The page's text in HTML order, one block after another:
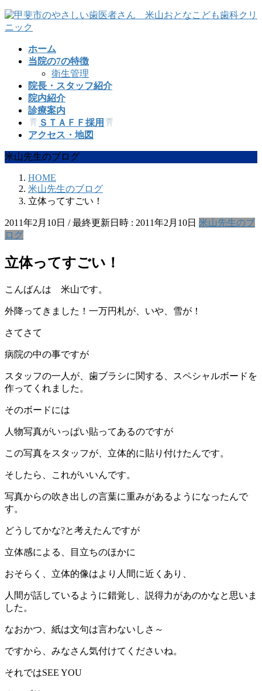
コ
ン
ナ
ビ
ホーム
当院の7の特徴
衛生管理
院長・スタッフ紹介
院内紹介
診療案内
ＳＴＡＦＦ採用
アクセス・地図
米山先生のブログ
HOME
米山先生のブログ
立体ってすごい！
2011年2月10日 / 最終更新日時 : 2011年2月10日 米山先生のブ
ログ
立体ってすごい！
こんばんは 米山です。
外降ってきました！一万円札が、いや、雪が！
さてさて
病院の中の事ですが
スタッフの一人が、歯ブラシに関する、スペシャルボードを
作ってくれました。
そのボードには
人物写真がいっぱい貼ってあるのですが
この写真をスタッフが、立体的に貼り付けたんです。
そしたら、これがいいんです。
写真からの吹き出しの言葉に重みがあるようになったんで
す。
どうしてかな?と考えたんですが
立体感による、目立ちのほかに
おそらく、立体的像はより人間に近くあり、
人間が話しているように錯覚し、説得力があのかなと思いま
した。
なおかつ、紙は文句は言わないしさ～
ですから、みなさん気付けてくださいね。
それではSEE YOU